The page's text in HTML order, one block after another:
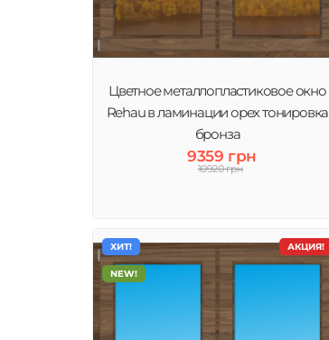
Цветное металлопластиковое окно
Rehau в ламинации орех тонировка
бронза
9359 грн
10920 грн
АКЦИЯ!
ХИТ!
NEW!